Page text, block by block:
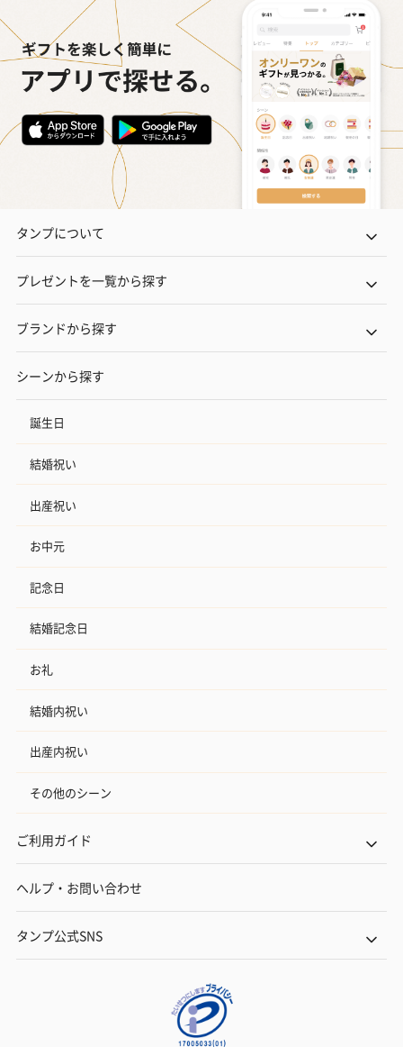
お酒を同梱してお届けいたします。
※20歳未満の方への酒類の販売はいたしません。
プレミアムビール イネ
ディット（712円）
酒（655円）
ジョニ－ウ
ブラック１２
おつまみ・その他
お酒にぴったりのおつまみ・サプリを同梱してお届けいたしま
す。
いぶりがっことチーズ
のオイル漬（981円）
ごろっとうまみ チーズ
ン）（981円）
しょっつるナ
タンプについて
プレゼントを一覧から探す
ブランドから探す
シーンから探す
誕生日
結婚祝い
出産祝い
お中元
記念日
結婚記念日
お礼
結婚内祝い
出産内祝い
その他のシーン
ご利用ガイド
ヘルプ・お問い合わせ
タンプ公式SNS